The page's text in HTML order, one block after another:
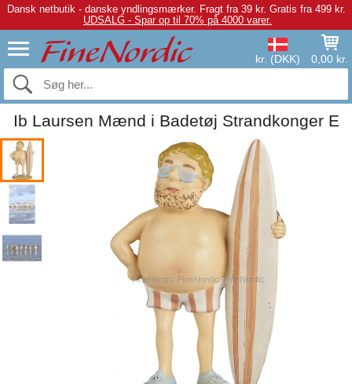
Dansk netbutik - danske yndlingsmærker. Fragt fra 39 kr. Gratis fra 499 kr.
UDSALG - Spar op til 70% på 4000 varer.
kr. (DKK) 0,00 kr.
Ib Laursen Mænd i Badetøj Strandkonger E